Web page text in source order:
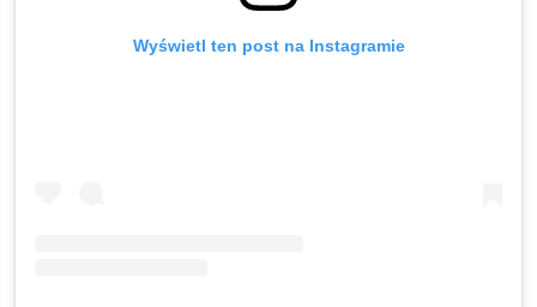
Wyświetl ten post na Instagramie